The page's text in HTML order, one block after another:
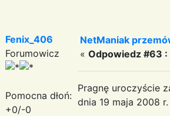
Fenix_406
Forumowicz
Pomocna dłoń:
+0/-0
NetManiak
« Odpowiedz #63 :
Pragnę uroczyście
dnia 19 maja 2008